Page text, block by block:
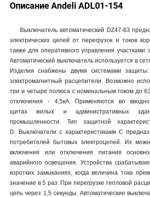
Описание Andeli ADL01-154
Выключатель автоматический DZ47-63
электрических цепей от перегрузок и токов
также для оперативного управления участками
Автоматический выключатель используется в
Изделия снабжены двумя системами защиты:
электромагнитный расцепители. Возможно
три и четыре полюса с номинальным током до
отключения - 4,5кА. Применяются во вводно-
щитах жилых и административных
промышленности. Тип защитной
D. Выключатели с характеристиками C
потребителей бытовых электроцепей. Их
включения или отключения питания
аварийного освещения. Устройства
коротких замыканиях, когда величина тока
значение в 5 раз. При перегрузке тепловой
цепь через 1,5 секунды. Автоматические